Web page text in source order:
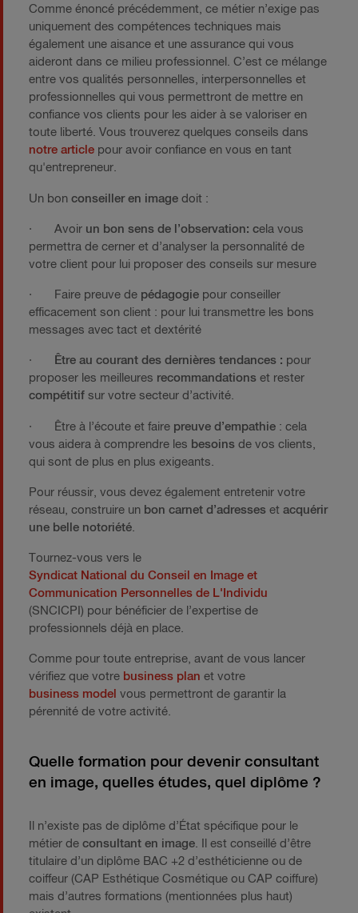
Comme énoncé précédemment, ce métier n’exige pas
uniquement des compétences techniques mais
également une aisance et une assurance qui vous
aideront dans ce milieu professionnel. C’est ce mélange
entre vos qualités personnelles, interpersonnelles et
professionnelles qui vous permettront de mettre en
confiance vos clients pour les aider à se valoriser en
toute liberté. Vous trouverez quelques conseils dans
notre article pour avoir confiance en vous en tant
qu'entrepreneur.
Un bon conseiller en image doit :
· Avoir un bon sens de l’observation: cela vous
permettra de cerner et d’analyser la personnalité de
votre client pour lui proposer des conseils sur mesure
· Faire preuve de pédagogie pour conseiller
efficacement son client : pour lui transmettre les bons
messages avec tact et dextérité
· Être au courant des dernières tendances : pour
proposer les meilleures recommandations et rester
compétitif sur votre secteur d’activité.
· Être à l’écoute et faire preuve d’empathie : cela
vous aidera à comprendre les besoins de vos clients,
qui sont de plus en plus exigeants.
Pour réussir, vous devez également entretenir votre
réseau, construire un bon carnet d’adresses et acquérir
une belle notoriété
Tournez-vous vers le
Syndicat National du Conseil en Image et
Communication Personnelles de L'Individu
(SNCICPI) pour bénéficier de l’expertise de
professionnels déjà en place.
Comme pour toute entreprise, avant de vous lancer
vérifiez que votre business plan et votre
business model vous permettront de garantir la
pérennité de votre activité.
Quelle formation pour devenir consultant
en image, quelles études, quel diplôme ?
Il n’existe pas de diplôme d’État spécifique pour le
métier de consultant en image . Il est conseillé d’être
titulaire d’un diplôme BAC +2 d’esthéticienne ou de
coiffeur (CAP Esthétique Cosmétique ou CAP coiffure)
mais d’autres formations (mentionnées plus haut)